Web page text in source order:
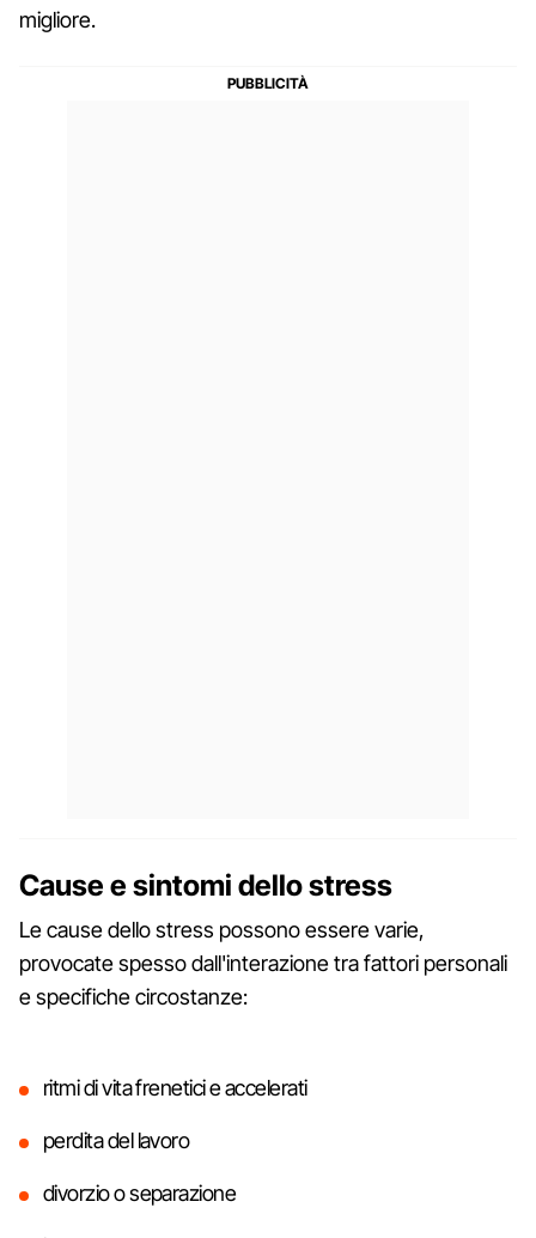
migliore.
Cause e sintomi dello stress
Le cause dello stress possono essere varie,
provocate spesso dall'interazione tra fattori personali
e specifiche circostanze:
ritmi di vita frenetici e accelerati
perdita del lavoro
divorzio o separazione